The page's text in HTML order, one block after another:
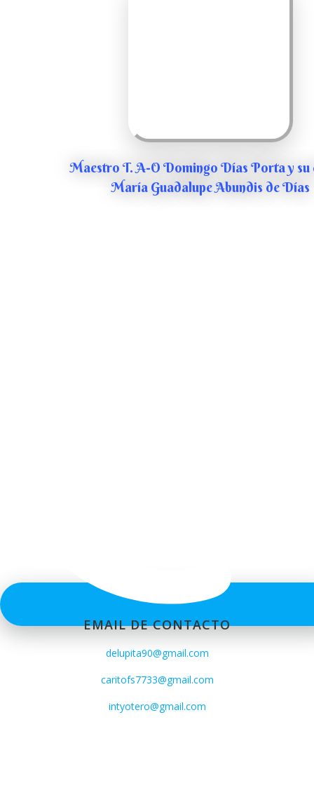
Maestro T. A-O Domingo Días Porta y su
María Guadalupe Abundis de Días
EMAIL DE CONTACTO
delupita90@gmail.com
caritofs7733@gmail.com
intyotero@gmail.com